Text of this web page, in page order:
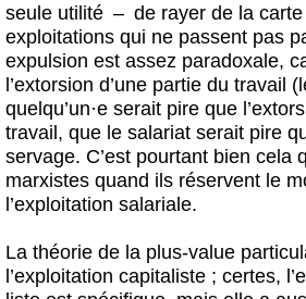
seule utilité – de rayer de la
exploitations qui ne passent pas
expulsion est assez paradoxale,
l’extorsion d’une partie du travail
quelqu’un·e serait pire que
travail, que le salariat serait pire
servage. C’est pourtant bien cela
marxistes quand ils réservent le
l’exploitation salariale.
La théorie de la plus-value
l’exploitation capitaliste ; certes,